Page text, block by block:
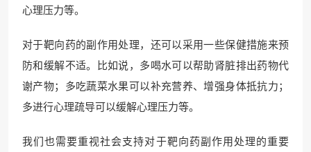
心理压力等。
对于靶向药的副作用处理，还可以采用一些保健措施来预
防和缓解不适。比如说，多喝水可以帮助肾脏排出药物代
谢产物；多吃蔬菜水果可以补充营养、增强身体抵抗力；
多进行心理疏导可以缓解心理压力等。
我们也需要重视社会支持对于靶向药副作用处理的重要